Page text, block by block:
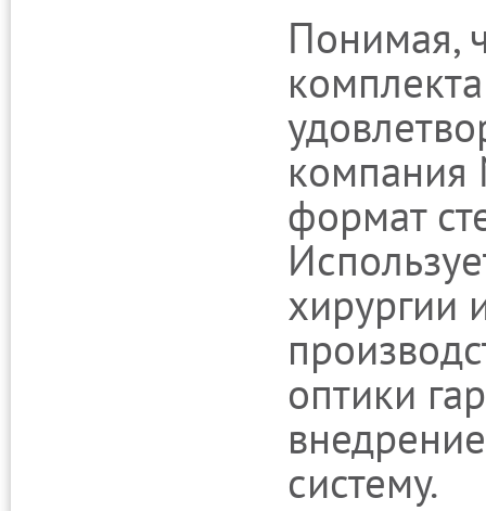
Понимая,
компания
формат
хирургии
оптики
систему.